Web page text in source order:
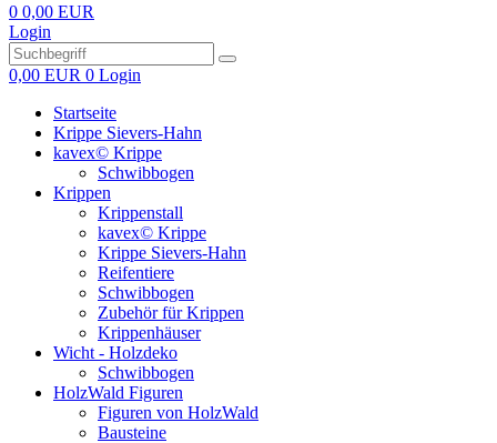
0 0,00 EUR
Login
0,00 EUR 0 Login
Startseite
Krippe Sievers-Hahn
kavex© Krippe
Schwibbogen
Krippen
Krippenstall
kavex© Krippe
Krippe Sievers-Hahn
Reifentiere
Schwibbogen
Zubehör für Krippen
Krippenhäuser
Wicht - Holzdeko
Schwibbogen
HolzWald Figuren
Figuren von HolzWald
Bausteine